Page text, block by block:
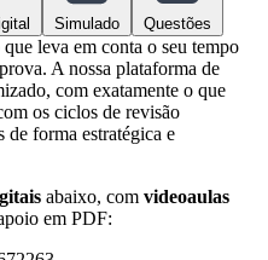
Simulado Questões
leva em conta o seu tempo
A nossa plataforma de
com exatamente o que
os ciclos de revisão
forma estratégica e
abaixo, com videoaulas
em PDF: